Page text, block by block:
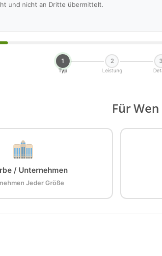
und nicht an Dritte übermittelt.
1
Typ
2
Leistung
3
Für
/ Unternehmen
Jeder Größe